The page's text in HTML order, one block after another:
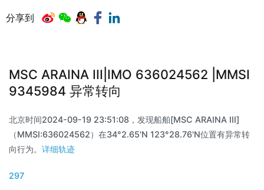
分享到
MSC ARAINA III|IMO 636024562 |MMSI
9345984 异常转向
北京时间2024-09-19 23:51:08，发现船舶[MSC ARAINA III]
（MMSI:636024562）在34°2.65'N 123°28.76'N位置有异常转
向行为。 详细轨迹
297